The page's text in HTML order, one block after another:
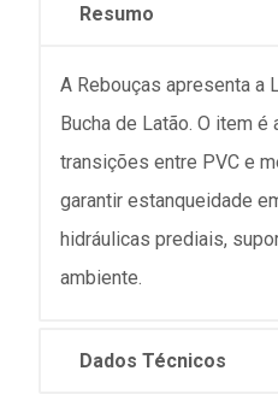
Resumo
A Rebouças apresenta a
Bucha de Latão. O item é
transições entre PVC e
garantir estanqueidade
hidráulicas prediais,
ambiente.
Dados Técnicos